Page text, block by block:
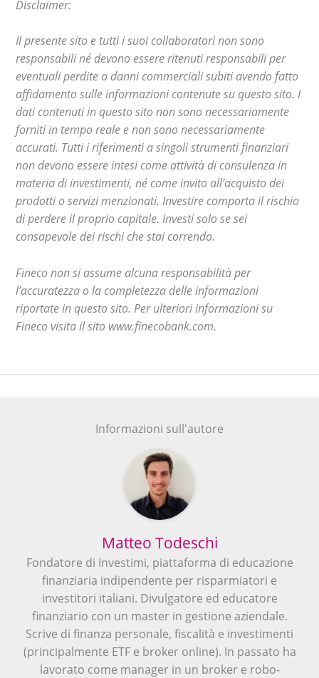
Disclaimer:
Il presente sito e tutti i suoi collaboratori non sono
responsabili né devono essere ritenuti responsabili per
eventuali perdite o danni commerciali subiti avendo fatto
affidamento sulle informazioni contenute su questo sito. I
dati contenuti in questo sito non sono necessariamente
forniti in tempo reale e non sono necessariamente
accurati. Tutti i riferimenti a singoli strumenti finanziari
non devono essere intesi come attività di consulenza in
materia di investimenti, né come invito all’acquisto dei
prodotti o servizi menzionati. Investire comporta il rischio
di perdere il proprio capitale. Investi solo se sei
consapevole dei rischi che stai correndo.
Fineco non si assume alcuna responsabilità per
l’accuratezza o la completezza delle informazioni
riportate in questo sito. Per ulteriori informazioni su
Fineco visita il sito www.finecobank.com.
Informazioni sull'autore
Matteo Todeschi
Fondatore di Investimi, piattaforma di educazione
finanziaria indipendente per risparmiatori e
investitori italiani. Divulgatore ed educatore
finanziario con un master in gestione aziendale.
Scrive di finanza personale, fiscalità e investimenti
(principalmente ETF e broker online). In passato ha
lavorato come manager in un broker e robo-